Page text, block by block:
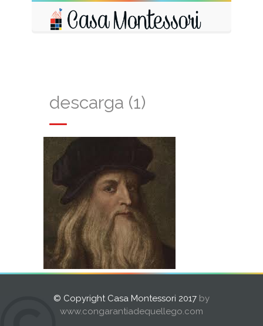
descarga (1)
© Copyright Casa Montessori 2017 by
www.congarantiadequellego.com